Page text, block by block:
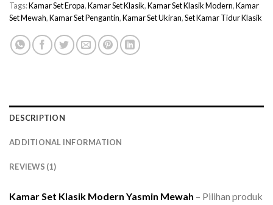
Tags:Kamar Set Eropa,Kamar Set Klasik,Kamar Set Klasik Modern,Kamar
Set Mewah,Kamar Set Pengantin,Kamar Set Ukiran,Set Kamar Tidur Klasik
DESCRIPTION
ADDITIONAL INFORMATION
REVIEWS (1)
Kamar Set Klasik Modern Yasmin Mewah – Pilihan produk